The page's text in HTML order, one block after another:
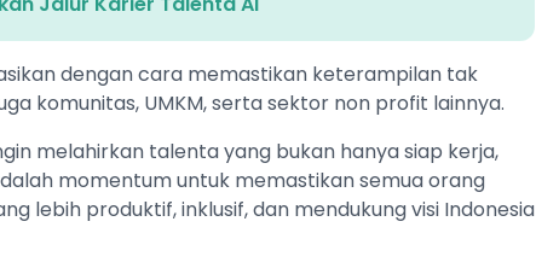
dengan cara memastikan keterampilan tak
komunitas, UMKM, serta sektor non profit lainnya.
melahirkan talenta yang bukan hanya siap kerja,
momentum untuk memastikan semua orang
lebih produktif, inklusif, dan mendukung visi Indonesia